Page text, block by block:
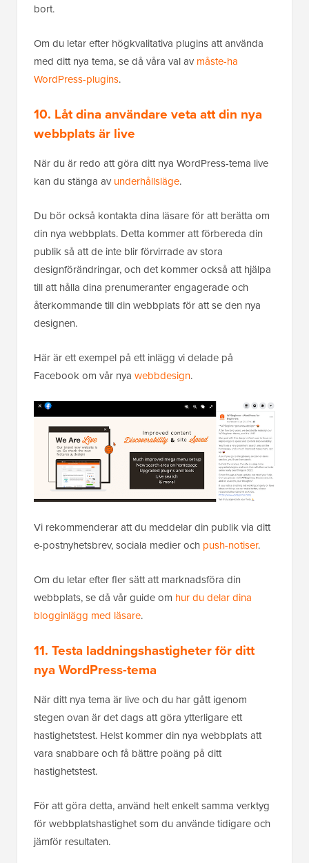
bort.
Om du letar efter högkvalitativa plugins att använda
med ditt nya tema, se då våra val av måste-ha
WordPress-plugins.
10. Låt dina användare veta att din nya
webbplats är live
När du är redo att göra ditt nya WordPress-tema live
kan du stänga av underhållsläge.
Du bör också kontakta dina läsare för att berätta om
din nya webbplats. Detta kommer att förbereda din
publik så att de inte blir förvirrade av stora
designförändringar, och det kommer också att hjälpa
till att hålla dina prenumeranter engagerade och
återkommande till din webbplats för att se den nya
designen.
Här är ett exempel på ett inlägg vi delade på
Facebook om vår nya webbdesign.
Vi rekommenderar att du meddelar din publik via ditt
e-postnyhetsbrev, sociala medier och push-notiser.
Om du letar efter fler sätt att marknadsföra din
webbplats, se då vår guide om hur du delar dina
blogginlägg med läsare.
11. Testa laddningshastigheter för ditt
nya WordPress-tema
När ditt nya tema är live och du har gått igenom
stegen ovan är det dags att göra ytterligare ett
hastighetstest. Helst kommer din nya webbplats att
vara snabbare och få bättre poäng på ditt
hastighetstest.
För att göra detta, använd helt enkelt samma verktyg
för webbplatshastighet som du använde tidigare och
jämför resultaten.